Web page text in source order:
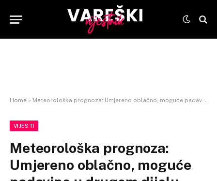
Home » Meteorološka prognoza: Umjereno oblačno, moguće padavine u drugom dijelu dana
VIJESTI
Meteorološka prognoza:
Umjereno oblačno, moguće